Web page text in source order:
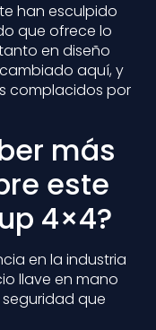
han esculpido
que ofrece lo
en diseño
aquí, y
complacidos por
más
este
4×4?
en la industria
llave en mano
que